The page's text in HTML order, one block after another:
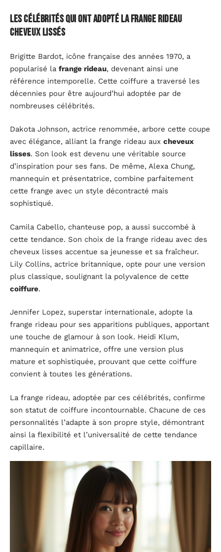
Les célébrités qui ont adopté la frange rideau
cheveux lissés
Brigitte Bardot, icône française des années 1970, a
popularisé la frange rideau, devenant ainsi une
référence intemporelle. Cette coiffure a traversé les
décennies pour être aujourd’hui adoptée par de
nombreuses célébrités.
Dakota Johnson, actrice renommée, arbore cette coupe
avec élégance, alliant la frange rideau aux cheveux
lisses. Son look est devenu une véritable source
d’inspiration pour ses fans. De même, Alexa Chung,
mannequin et présentatrice, combine parfaitement
cette frange avec un style décontracté mais
sophistiqué.
Camila Cabello, chanteuse pop, a aussi succombé à
cette tendance. Son choix de la frange rideau avec des
cheveux lisses accentue sa jeunesse et sa fraîcheur.
Lily Collins, actrice britannique, opte pour une version
plus classique, soulignant la polyvalence de cette
coiffure.
Jennifer Lopez, superstar internationale, adopte la
frange rideau pour ses apparitions publiques, apportant
une touche de glamour à son look. Heidi Klum,
mannequin et animatrice, offre une version plus
mature et sophistiquée, prouvant que cette coiffure
convient à toutes les générations.
La frange rideau, adoptée par ces célébrités, confirme
son statut de coiffure incontournable. Chacune de ces
personnalités l’adapte à son propre style, démontrant
ainsi la flexibilité et l’universalité de cette tendance
capillaire.